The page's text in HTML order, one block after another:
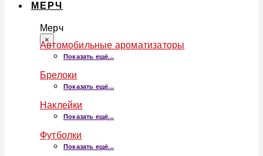
МЕРЧ
Мерч
×
Автомобильные ароматизаторы
Показать ещё...
Брелоки
Показать ещё...
Наклейки
Показать ещё...
Футболки
Показать ещё...